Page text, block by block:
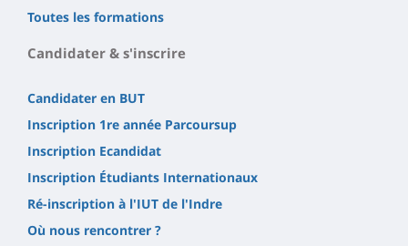
Toutes les formations
Candidater & s'inscrire
Candidater en BUT
Inscription 1re année Parcoursup
Inscription Ecandidat
Inscription Étudiants Internationaux
Ré-inscription à l'IUT de l'Indre
Où nous rencontrer ?